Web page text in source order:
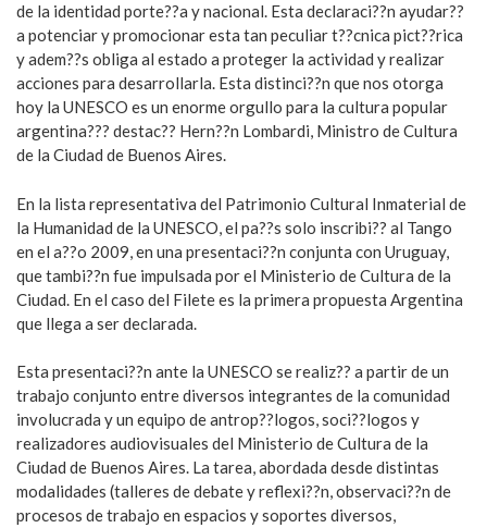
de la identidad porte??a y nacional. Esta declaraci??n ayudar??
a potenciar y promocionar esta tan peculiar t??cnica pict??rica
y adem??s obliga al estado a proteger la actividad y realizar
acciones para desarrollarla. Esta distinci??n que nos otorga
hoy la UNESCO es un enorme orgullo para la cultura popular
argentina??? destac?? Hern??n Lombardi, Ministro de Cultura
de la Ciudad de Buenos Aires.
En la lista representativa del Patrimonio Cultural Inmaterial de
la Humanidad de la UNESCO, el pa??s solo inscribi?? al Tango
en el a??o 2009, en una presentaci??n conjunta con Uruguay,
que tambi??n fue impulsada por el Ministerio de Cultura de la
Ciudad. En el caso del Filete es la primera propuesta Argentina
que llega a ser declarada.
Esta presentaci??n ante la UNESCO se realiz?? a partir de un
trabajo conjunto entre diversos integrantes de la comunidad
involucrada y un equipo de antrop??logos, soci??logos y
realizadores audiovisuales del Ministerio de Cultura de la
Ciudad de Buenos Aires. La tarea, abordada desde distintas
modalidades (talleres de debate y reflexi??n, observaci??n de
procesos de trabajo en espacios y soportes diversos,